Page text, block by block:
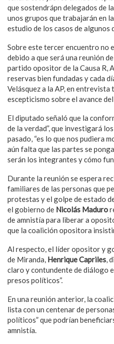
que sostendrápn delegados de
unos grupos que trabajarán en
estudio de los casos de
Sobre este tercer encuentro no
debido a que será una reunión
partido opositor de la Causa R,
reservas bien fundadas y cada
Velásquez a la AP, en
escepticismo sobre el avance
El diputado señaló que la
de la verdad”, que investigará
pasado, “es lo que nos pudiera
aún falta que las partes se
serán los integrantes y cómo
Durante la reunión se espera
familiares de las personas que
protestas y el golpe de estado
el gobierno de Nicolás Maduro
de amnistía para liberar a
que la coalición opositora
Al respecto, el líder opositor y
de Miranda, Henrique Capriles,
claro y contundente de diálogo
presos políticos”.
En una reunión anterior, la
lista con un centenar de
políticos” que podrían
amnistía.